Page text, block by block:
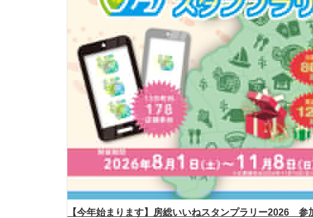
【今年始まります】房総いいねスタンプラリー2026 参